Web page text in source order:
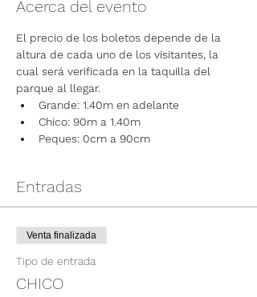
Acerca del evento
El precio de los boletos depende de la
altura de cada uno de los visitantes, la
cual será verificada en la taquilla del
parque al llegar.
Grande: 1.40m en adelante
Chico: 90m a 1.40m
Peques: 0cm a 90cm
Entradas
Venta finalizada
Tipo de entrada
CHICO